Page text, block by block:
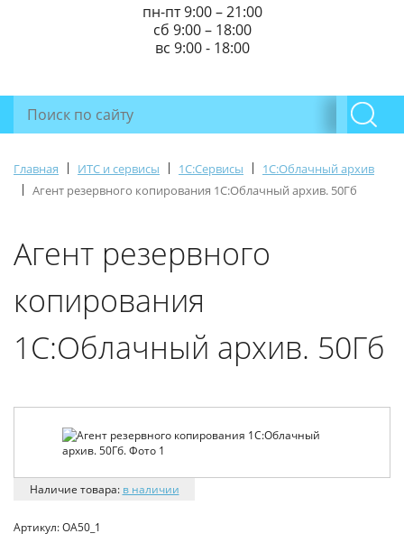
пн-пт 9:00 – 21:00
сб 9:00 – 18:00
вс 9:00 - 18:00
Главная | ИТС и сервисы | 1С:Сервисы |
1С:Облачный архив
| Агент резервного копирования 1С:Облачный архив. 50Гб
Агент резервного
копирования
1С:Облачный архив. 50Гб
Наличие товара: в наличии
Артикул:ОА50_1